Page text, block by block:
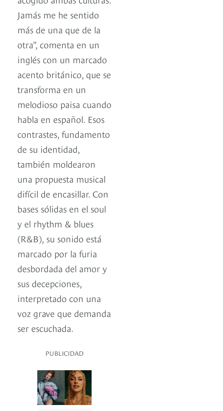
Jamás me he sentido
más de una que de la
otra”, comenta en un
inglés con un marcado
acento británico, que se
transforma en un
melodioso paisa cuando
habla en español. Esos
contrastes, fundamento
de su identidad,
también moldearon
una propuesta musical
difícil de encasillar. Con
bases sólidas en el soul
y el rhythm & blues
(R&B), su sonido está
marcado por la furia
desbordada del amor y
sus decepciones,
interpretado con una
voz grave que demanda
ser escuchada.
PUBLICIDAD